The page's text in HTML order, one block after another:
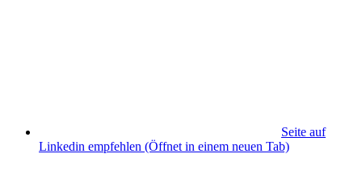
Seite auf
Linkedin empfehlen (Öffnet in einem neuen Tab)